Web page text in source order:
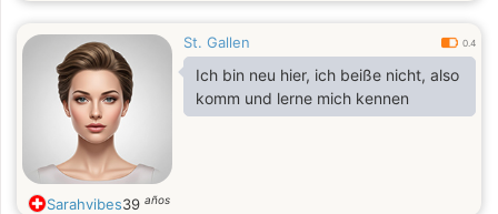
St. Gallen 0.4
Ich bin neu hier, ich beiße nicht, also
komm und lerne mich kennen
Sarahvibes39 años